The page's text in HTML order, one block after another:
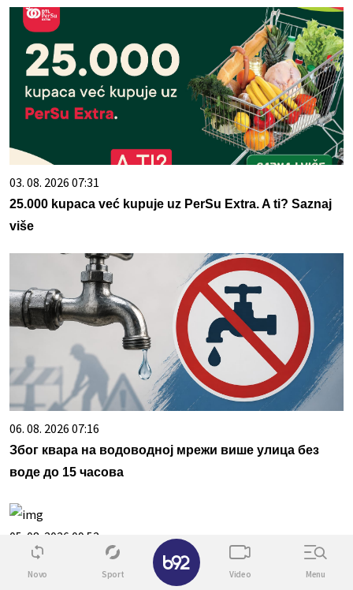
03. 08. 2026 07:31
25.000 kupaca već kupuje uz PerSu Extra. A ti? Saznaj
više
06. 08. 2026 07:16
Због квара на водоводној мрежи више улица без
воде до 15 часова
05. 08. 2026 09:52
Од речи до дела: Вучићева подршка донела нове
путеве, мобилну амбуланту и капиталне пројекте у
Novo Sport Video Menu
✕